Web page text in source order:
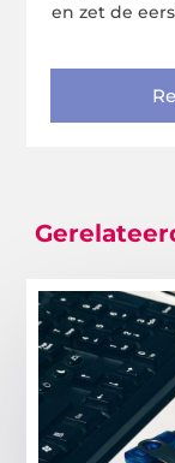
en zet de